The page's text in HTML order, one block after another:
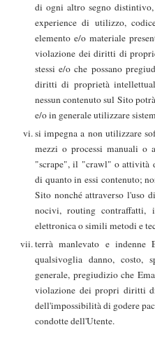
di ogni altro segno
experience di utilizzo,
elemento e/o materiale
violazione dei diritti di
stessi e/o che possano
diritti di proprietà
nessun contenuto sul Sito
e/o in generale utilizzare
si impegna a non utilizzare
mezzi o processi manuali o
"scrape", il "crawl" o attività
di quanto in essi contenuto;
Sito nonché attraverso l'uso
nocivi, routing contraffatti,
elettronica o simili metodi e
terrà manlevato e
qualsivoglia danno, costo,
generale, pregiudizio che
violazione dei propri diritti
dell'impossibilità di godere
condotte dell'Utente.